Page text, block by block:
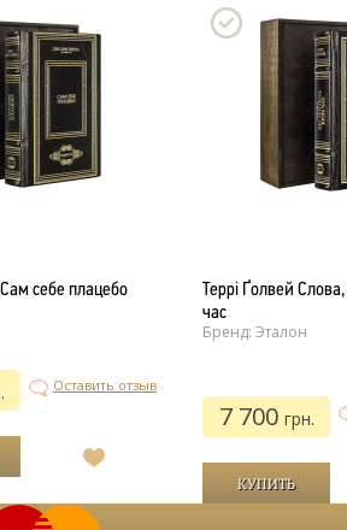
себе плацебо
Оставить отзыв
желаний
Террі Ґолвей
час
Бренд: Эталон
7 700 грн.